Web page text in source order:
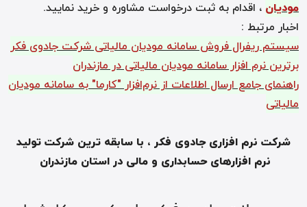
مودیان ، اقدام به ثبت درخواست مشاوره و خرید نمایید.
اخبار مرتبط :‌
سیستم ریفرال فروش سامانه مودیان مالیاتی شرکت جادوی فکر
برترین نرم افزار سامانه مودیان مالیاتی در مازندران
راهنمای جامع ارسال اطلاعات از نرم‌افزار "کارما" به سامانه مودیان
مالیاتی
شرکت نرم افزاری جادوی فکر ، با سابقه ترین شرکت تولید
نرم افزارهای حسابداری و مالی در استان مازندران